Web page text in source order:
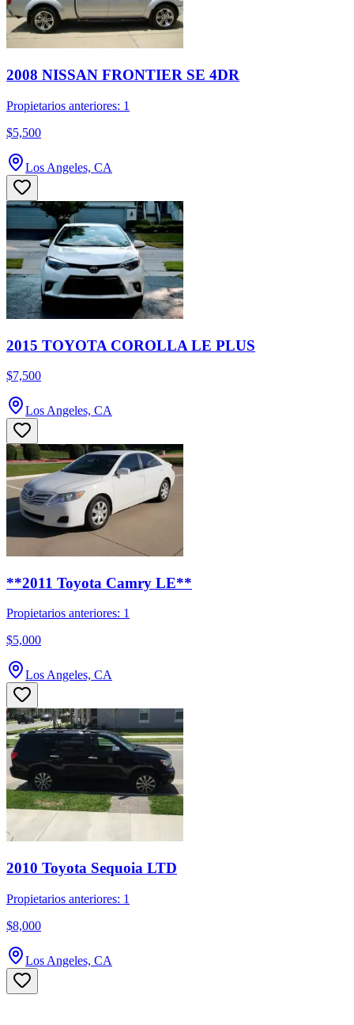
2008 NISSAN FRONTIER SE 4DR
Propietarios anteriores: 1
$5,500
Los Angeles, CA
2015 TOYOTA COROLLA LE PLUS
$7,500
Los Angeles, CA
**2011 Toyota Camry LE**
Propietarios anteriores: 1
$5,000
Los Angeles, CA
2010 Toyota Sequoia LTD
Propietarios anteriores: 1
$8,000
Los Angeles, CA